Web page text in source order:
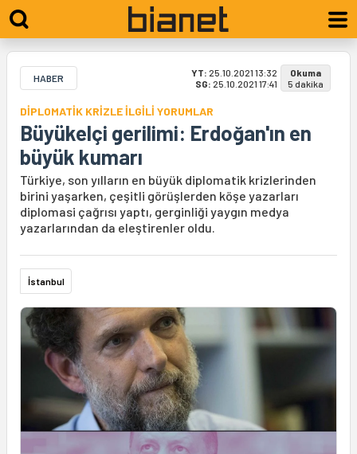
HABER YT: 25.10.2021 13:32
SG: 25.10.2021 17:41
Okuma
5 dakika
DİPLOMATİK KRİZLE İLGİLİ YORUMLAR
Büyükelçi gerilimi: Erdoğan'ın en
büyük kumarı
Türkiye, son yılların en büyük diplomatik krizlerinden
birini yaşarken, çeşitli görüşlerden köşe yazarları
diplomasi çağrısı yaptı, gerginliği yaygın medya
yazarlarından da eleştirenler oldu.
İstanbul